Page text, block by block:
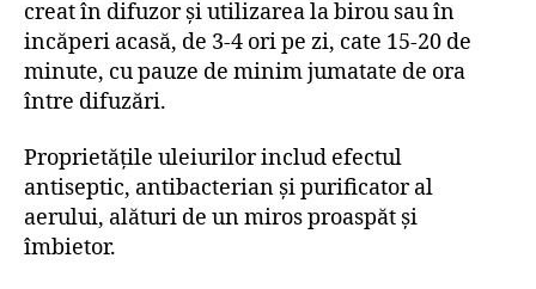
creat în difuzor și utilizarea la birou sau în
incăperi acasă, de 3-4 ori pe zi, cate 15-20 de
minute, cu pauze de minim jumatate de ora
între difuzări.
Proprietățile uleiurilor includ efectul
antiseptic, antibacterian și purificator al
aerului, alături de un miros proaspăt și
îmbietor.